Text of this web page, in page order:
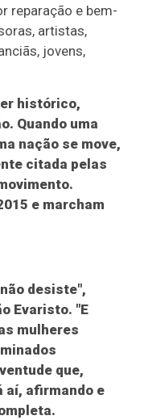
reparação e bem-
artistas,
jovens,
histórico,
Quando uma
nação se move,
citada pelas
e marcham
desiste",
Evaristo. "E
mulheres
que,
aí, afirmando e